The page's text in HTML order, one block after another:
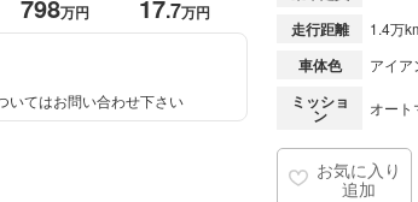
798万円 17.7万円
いてはお問い合わせ下さい
走行距離 1.4万
車体色 アイア
ミッショ
ン オー
お気に入り
追加